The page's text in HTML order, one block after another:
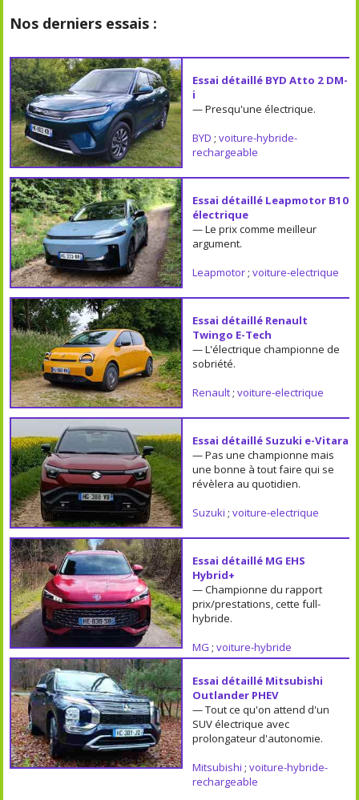
Nos derniers essais :
Essai détaillé BYD Atto 2 DM-
i
— Presqu'une électrique.
BYD ; voiture-hybride-
rechargeable
Essai détaillé Leapmotor B10
électrique
— Le prix comme meilleur
argument.
Leapmotor; voiture-electrique
Essai détaillé Renault
Twingo E-Tech
— L'électrique championne de
sobriété.
Renault; voiture-electrique
Essai détaillé Suzuki e-Vitara
— Pas une championne mais
une bonne à tout faire qui se
révèlera au quotidien.
Suzuki ; voiture-electrique
Essai détaillé MG EHS
Hybrid+
— Championne du rapport
prix/prestations, cette full-
hybride.
MG ; voiture-hybride
Essai détaillé Mitsubishi
Outlander PHEV
— Tout ce qu'on attend d'un
SUV électrique avec
prolongateur d'autonomie.
Mitsubishi ; voiture-hybride-
rechargeable